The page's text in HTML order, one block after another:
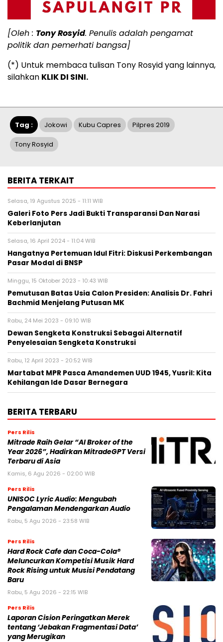
[Oleh : Tony Rosyid. Penulis adalah pengamat
politik dan pemerhati bangsa]
(*) Untuk membaca tulisan Tony Rosyid yang lainnya,
silahkan KLIK DI SINI.
Tag : Jokowi Kubu Capres Pilpres 2019
Tony Rosyid
BERITA TERKAIT
Selasa, 19 Agustus 2025 - 11:11 WIB
Galeri Foto Pers Jadi Bukti Transparansi Dan Narasi
Keberlanjutan
Selasa, 16 April 2024 - 11:04 WIB
Hangatnya Pertemuan Idul Fitri: Diskusi Perkembangan
Pasar Modal di BNSP
Minggu, 15 Oktober 2023 - 10:43 WIB
Pemutusan Batas Usia Calon Presiden: Analisis Dr. Fahri
Bachmid Menjelang Putusan MK
Rabu, 24 Mei 2023 - 09:10 WIB
Dewan Sengketa Konstruksi Sebagai Alternatif
Penyelesaian Sengketa Konstruksi
Rabu, 12 April 2023 - 20:52 WIB
Martabat MPR Pasca Amandemen UUD 1945, Yusril: Kita
Kehilangan Ide Dasar Bernegara
BERITA TERBARU
Pers Rilis
Mitrade Raih Gelar “AI Broker of the
Year 2026”, Hadirkan MitradeGPT Versi
Terbaru di Asia
Kamis, 6 Agu 2026 - 02:00 WIB
Pers Rilis
UNISOC Lyric Audio: Mengubah
Pengalaman Mendengarkan Audio
Rabu, 5 Agu 2026 - 23:58 WIB
Pers Rilis
Hard Rock Cafe dan Coca-Cola®
Meluncurkan Kompetisi Musik Hard
Rock Rising untuk Musisi Pendatang
Baru
Rabu, 5 Agu 2026 - 22:15 WIB
Pers Rilis
Laporan Cision Peringatkan Merek
tentang ‘Jebakan Fragmentasi Data’
yang Merugikan